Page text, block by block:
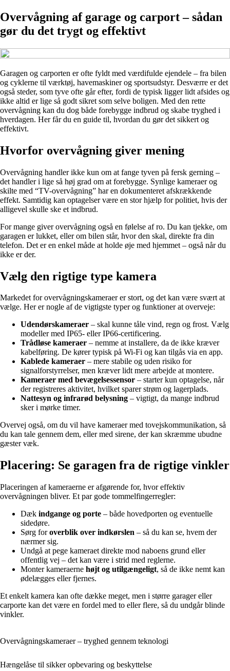
Overvågning af garage og carport – sådan
gør du det trygt og effektivt
Garagen og carporten er ofte fyldt med værdifulde ejendele – fra bilen
og cyklerne til værktøj, havemaskiner og sportsudstyr. Desværre er det
også steder, som tyve ofte går efter, fordi de typisk ligger lidt afsides og
ikke altid er lige så godt sikret som selve boligen. Med den rette
overvågning kan du dog både forebygge indbrud og skabe tryghed i
hverdagen. Her får du en guide til, hvordan du gør det sikkert og
effektivt.
Hvorfor overvågning giver mening
Overvågning handler ikke kun om at fange tyven på fersk gerning –
det handler i lige så høj grad om at forebygge. Synlige kameraer og
skilte med “TV-overvågning” har en dokumenteret afskrækkende
effekt. Samtidig kan optagelser være en stor hjælp for politiet, hvis der
alligevel skulle ske et indbrud.
For mange giver overvågning også en følelse af ro. Du kan tjekke, om
garagen er lukket, eller om bilen står, hvor den skal, direkte fra din
telefon. Det er en enkel måde at holde øje med hjemmet – også når du
ikke er der.
Vælg den rigtige type kamera
Markedet for overvågningskameraer er stort, og det kan være svært at
vælge. Her er nogle af de vigtigste typer og funktioner at overveje:
Udendørskameraer – skal kunne tåle vind, regn og frost. Vælg
modeller med IP65- eller IP66-certificering.
Trådløse kameraer – nemme at installere, da de ikke kræver
kabelføring. De kører typisk på Wi-Fi og kan tilgås via en app.
Kablede kameraer – mere stabile og uden risiko for
signalforstyrrelser, men kræver lidt mere arbejde at montere.
Kameraer med bevægelsessensor – starter kun optagelse, når
der registreres aktivitet, hvilket sparer strøm og lagerplads.
Nattesyn og infrarød belysning – vigtigt, da mange indbrud
sker i mørke timer.
Overvej også, om du vil have kameraer med tovejskommunikation, så
du kan tale gennem dem, eller med sirene, der kan skræmme ubudne
gæster væk.
Placering: Se garagen fra de rigtige vinkler
Placeringen af kameraerne er afgørende for, hvor effektiv
overvågningen bliver. Et par gode tommelfingerregler:
Dæk indgange og porte – både hovedporten og eventuelle
sidedøre.
Sørg foroverblik over indkørslen – så du kan se, hvem der
nærmer sig.
Undgå at pege kameraet direkte mod naboens grund eller
offentlig vej – det kan være i strid med reglerne.
Monter kameraerne højt og utilgængeligt, så de ikke nemt kan
ødelægges eller fjernes.
Et enkelt kamera kan ofte dække meget, men i større garager eller
carporte kan det være en fordel med to eller flere, så du undgår blinde
vinkler.
Overvågningskameraer – tryghed gennem teknologi
Hængelåse til sikker opbevaring og beskyttelse